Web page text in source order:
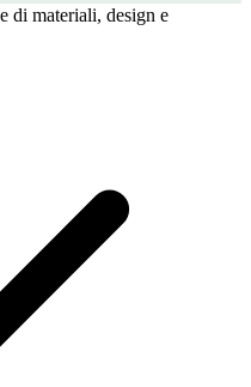
di materiali, design e